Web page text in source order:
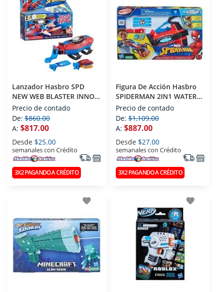
Lanzador Hasbro SPD
NEW WEB BLASTER INNOV
REAL WEBS 2
Precio de contado
De: $860.00
A: $817.00
Desde $25.00
semanales con Crédito
3X2 PAGANDO A CRÉDITO
Figura De Acción Hasbro
SPIDERMAN 2IN1 WATER
WEBS BLASTER F7852
Precio de contado
De: $1,109.00
A: $887.00
Desde $27.00
semanales con Crédito
3X2 PAGANDO A CRÉDITO
favorite favorite